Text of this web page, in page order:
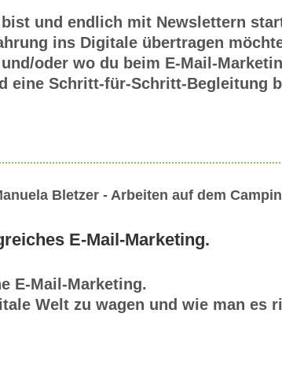
und endlich mit Newslettern
ins Digitale übertragen
oder wo du beim E-Mail-
eine Schritt-für-Schritt-Begleitung
E-Mail-Marketing.
E-Mail-Marketing.
Welt zu wagen und wie man es